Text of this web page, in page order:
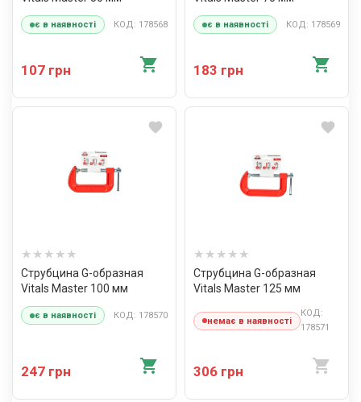
є в наявності КОД: 178568
107 грн
є в наявності КОД: 178569
183 грн
Струбцина G-образная
Vitals Master 100 мм
є в наявності КОД: 178570
247 грн
Струбцина G-образная
Vitals Master 125 мм
немає в наявності
КОД:
178571
306 грн